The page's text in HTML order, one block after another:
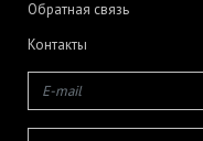
Обратная связь
Контакты